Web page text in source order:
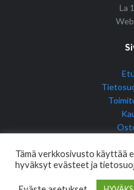
La
Tämä verkkosivusto käyttää
hyväksyt evästeet ja